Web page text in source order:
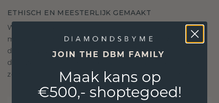
ETHISCH EN MEESTERLIJK GEMAAKT
We gebruiken alleen de beste, milieuvriendelijke
materialen en lab-grown diamanten. Onze
deskundige goudsmeden combineren
duurzaamheid met ongeëvenaard vakmanschap,
zodat je sieraden zowel ethisch als prachtig zijn.
JOIN THE DBM FAMILY
Maak kans op
€500,- shoptegoed!